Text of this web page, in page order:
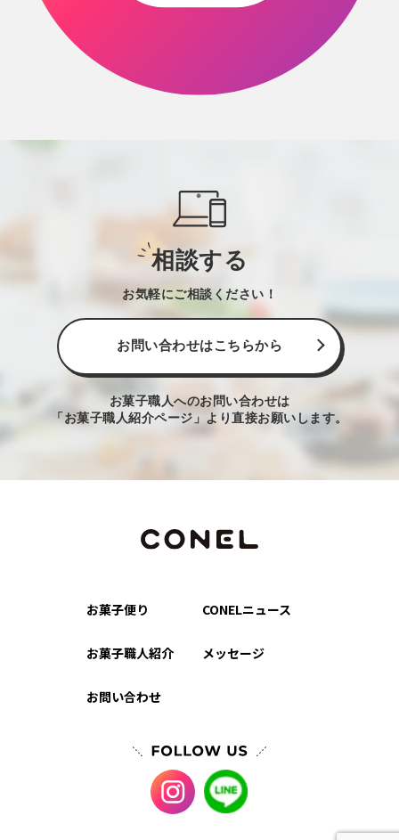
相談する
お気軽にご相談ください！
お問い合わせはこちらから
お菓子職人へのお問い合わせは
「お菓子職人紹介ページ」より直接お願いします。
お菓子便り CONELニュース
お菓子職人紹介 メッセージ
お問い合わせ